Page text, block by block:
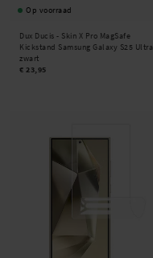
Op voorraad
Dux Ducis - Skin X Pro MagSafe
Kickstand Samsung Galaxy S25 Ultra
zwart
€ 23,95